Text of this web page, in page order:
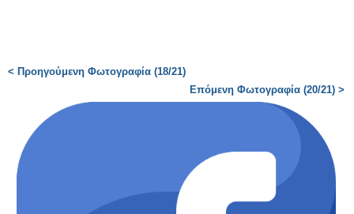
< Προηγούμενη Φωτογραφία (18/21)
Επόμενη Φωτογραφία (20/21) >